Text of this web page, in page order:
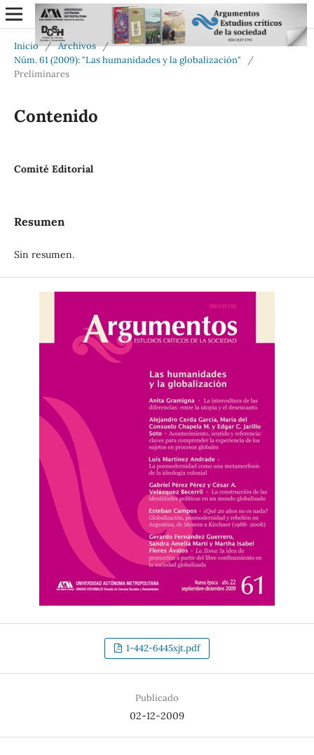
Inicio / Archivos /
Núm. 61 (2009): "Las humanidades y la globalización"
/
Preliminares
Contenido
Comité Editorial
Resumen
Sin resumen.
1-442-6445xjt.pdf
Publicado
02-12-2009